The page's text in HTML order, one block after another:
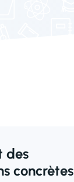
des
concrètes